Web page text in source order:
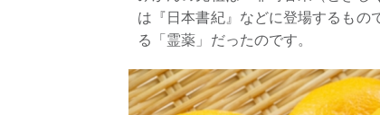
は『日本書紀』などに登場するもの
る「霊薬」だったのです。